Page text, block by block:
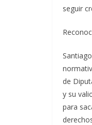
seguir
de
y su
para